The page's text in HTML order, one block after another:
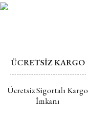
edilmemektedir.
ÜCRETSİZ KARGO
Ücretsiz Sigortalı Kargo
İmkanı